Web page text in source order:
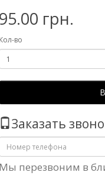
95.00 грн.
Кол-во
Заказать
Мы перезвоним в